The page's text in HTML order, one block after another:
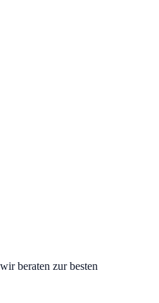
beraten zur besten